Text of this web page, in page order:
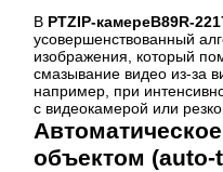
В PTZIP-камереB89R-
усовершенствованный
изображения, который
смазывание видео из-за
например, при
с видеокамерой или
объектом